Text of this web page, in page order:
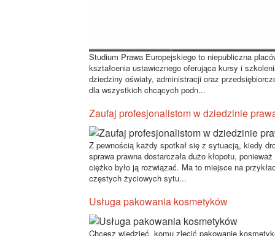
Studium Prawa Europejskiego to niepubliczna
kształcenia ustawicznego oferująca kursy i
dziedziny oświaty, administracji oraz
dla wszystkich chcących podn...
Zaufaj profesjonalistom w dziedzinie
Z pewnością każdy spotkał się z sytuacją, kiedy
sprawa prawna dostarczała dużo kłopotu, ponieważ
ciężko było ją rozwiązać. Ma to miejsce na
częstych życiowych sytu...
Usługa pakowania kosmetyków
Chcesz wiedzieć, komu zlecić pakowanie